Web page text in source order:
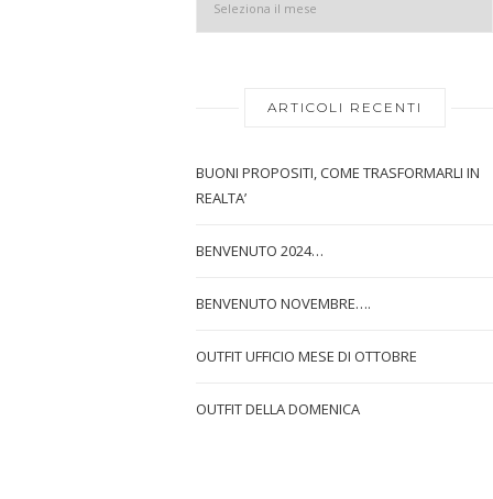
ARTICOLI RECENTI
BUONI PROPOSITI, COME TRASFORMARLI IN
REALTA’
BENVENUTO 2024…
BENVENUTO NOVEMBRE….
OUTFIT UFFICIO MESE DI OTTOBRE
OUTFIT DELLA DOMENICA